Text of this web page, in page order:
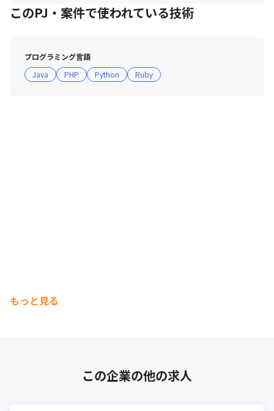
・社内の連絡は主にSlackを利用して気軽なコミュニケーションを
図っています。
このPJ・案件で使われている技術
プログラミング言語
Java
PHP Python Ruby
もっと見る
この企業の他の求人